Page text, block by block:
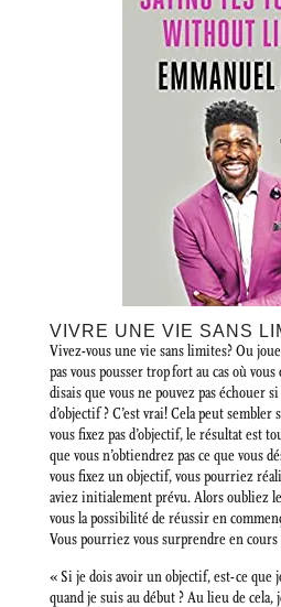
VIVRE UNE VIE SANS
Vivez-vous une vie sans limites? Ou
pas vous pousser trop fort au cas où
disais que vous ne pouvez pas échouer
d’objectif ? C’est vrai! Cela peut
vous fixez pas d’objectif, le résultat est
que vous n’obtiendrez pas ce que vous
vous fixez un objectif, vous pourriez
aviez initialement prévu. Alors oubliez
vous la possibilité de réussir en
Vous pourriez vous surprendre en
« Si je dois avoir un objectif, est-ce que
quand je suis au début ? Au lieu de